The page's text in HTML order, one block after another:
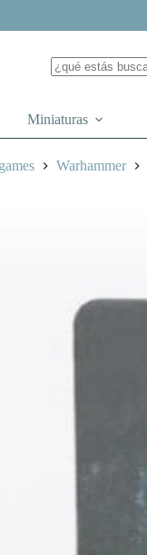
Miniaturas
Warhammer